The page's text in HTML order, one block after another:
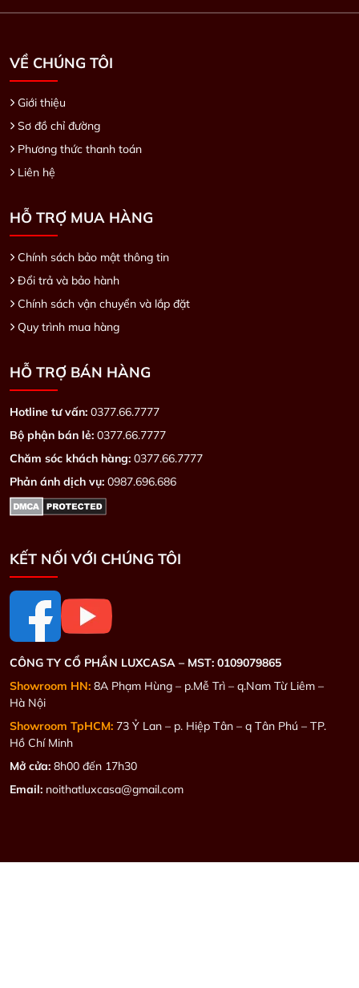
VỀ CHÚNG TÔI
Giới thiệu
Sơ đồ chỉ đường
Phương thức thanh toán
Liên hệ
HỖ TRỢ MUA HÀNG
Chính sách bảo mật thông tin
Đổi trả và bảo hành
Chính sách vận chuyển và lắp đặt
Quy trình mua hàng
HỖ TRỢ BÁN HÀNG
Hotline tư vấn: 0377.66.7777
Bộ phận bán lẻ: 0377.66.7777
Chăm sóc khách hàng: 0377.66.7777
Phản ánh dịch vụ: 0987.696.686
KẾT NỐI VỚI CHÚNG TÔI
CÔNG TY CỔ PHẦN LUXCASA – MST: 0109079865
Showroom HN: 8A Phạm Hùng – p.Mễ Trì – q.Nam Từ Liêm –
Hà Nội
Showroom TpHCM: 73 Ỷ Lan – p. Hiệp Tân – q Tân Phú – TP.
Hồ Chí Minh
Mở cửa: 8h00 đến 17h30
Email: noithatluxcasa@gmail.com